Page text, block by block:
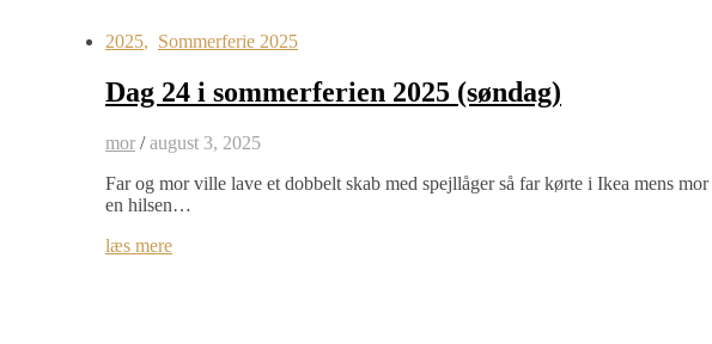
2025, Sommerferie 2025
Dag 24 i sommerferien 2025 (søndag)
mor / august 3, 2025
Far og mor ville lave et dobbelt skab med spejllåger så far kørte i Ikea mens
en hilsen…
læs mere